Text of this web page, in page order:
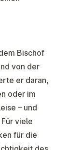
Bischof
von der
er daran,
oder im
– und
viele
für die